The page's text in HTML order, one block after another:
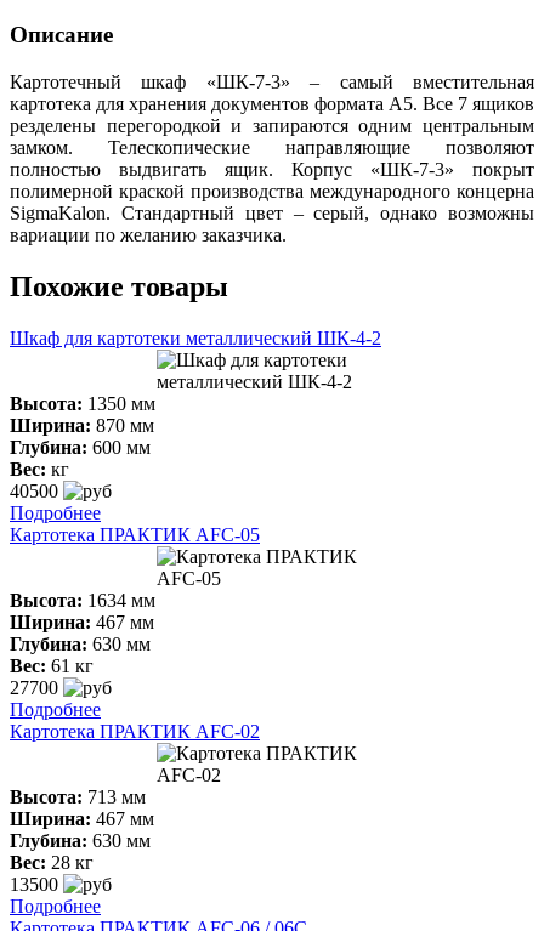
Описание
Картотечный шкаф «ШК-7-3» – самый вместительная
картотека для хранения документов формата А5. Все 7 ящиков
резделены перегородкой и запираются одним центральным
замком. Телескопические направляющие позволяют
полностью выдвигать ящик. Корпус «ШК-7-3» покрыт
полимерной краской производства международного концерна
SigmaKalon. Стандартный цвет – серый, однако возможны
вариации по желанию заказчика.
Похожие товары
Шкаф для картотеки металлический ШК-4-2
Высота: 1350 мм
Ширина: 870 мм
Глубина: 600 мм
Вес: кг
40500
Подробнее
Картотека ПРАКТИК AFC-05
Высота: 1634 мм
Ширина: 467 мм
Глубина: 630 мм
Вес: 61 кг
27700
Подробнее
Картотека ПРАКТИК AFC-02
Высота: 713 мм
Ширина: 467 мм
Глубина: 630 мм
Вес: 28 кг
13500
Подробнее